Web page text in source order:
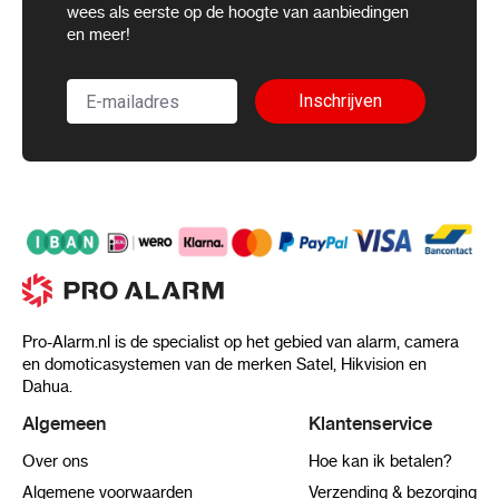
wees als eerste op de hoogte van aanbiedingen
en meer!
Inschrijven
Pro-Alarm.nl is de specialist op het gebied van alarm, camera
en domoticasystemen van de merken Satel, Hikvision en
Dahua.
Algemeen
Over ons
Algemene voorwaarden
Klantenservice
Hoe kan ik betalen?
Verzending & bezorging